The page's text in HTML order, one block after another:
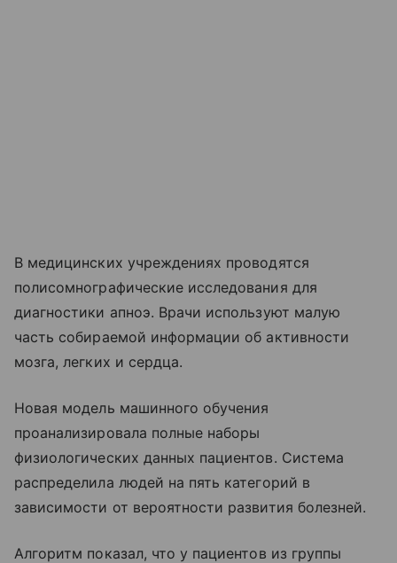
В медицинских учреждениях проводятся
полисомнографические исследования для
диагностики апноэ. Врачи используют малую
часть собираемой информации об активности
мозга, легких и сердца.
Новая модель машинного обучения
проанализировала полные наборы
физиологических данных пациентов. Система
распределила людей на пять категорий в
зависимости от вероятности развития болезней.
Алгоритм показал, что у пациентов из группы